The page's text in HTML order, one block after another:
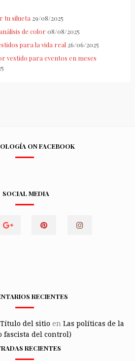
tu silueta 29/08/2025
de color 08/08/2025
para la vida real 26/06/2025
vestido para eventos en meses
ON FACEBOOK
SOCIAL MEDIA
RECIENTES
del sitio en Las políticas de la
fascista del control)
RECIENTES